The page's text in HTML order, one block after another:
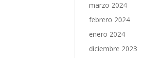
marzo 2024
febrero 2024
enero 2024
diciembre 2023